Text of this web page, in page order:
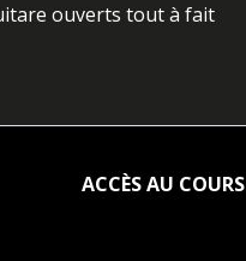
ouverts tout à fait
ACCÈS AU COURS